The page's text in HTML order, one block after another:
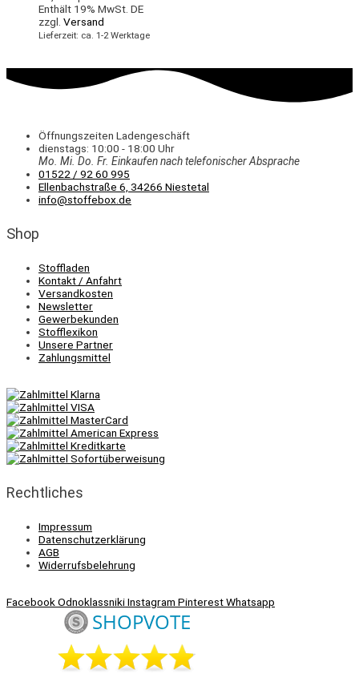
Enthält 19% MwSt. DE
zzgl. Versand
Lieferzeit: ca. 1-2 Werktage
Öffnungszeiten Ladengeschäft
dienstags: 10:00 - 18:00 Uhr
Mo. Mi. Do. Fr. Einkaufennach telefonischer Absprache
01522 / 92 60 995
Ellenbachstraße 6, 34266 Niestetal
info@stoffebox.de
Shop
Stoffladen
Kontakt / Anfahrt
Versandkosten
Newsletter
Gewerbekunden
Stofflexikon
Unsere Partner
Zahlungsmittel
Rechtliches
Impressum
Datenschutzerklärung
AGB
Widerrufsbelehrung
FacebookOdnoklassnikiInstagram PinterestWhatsapp